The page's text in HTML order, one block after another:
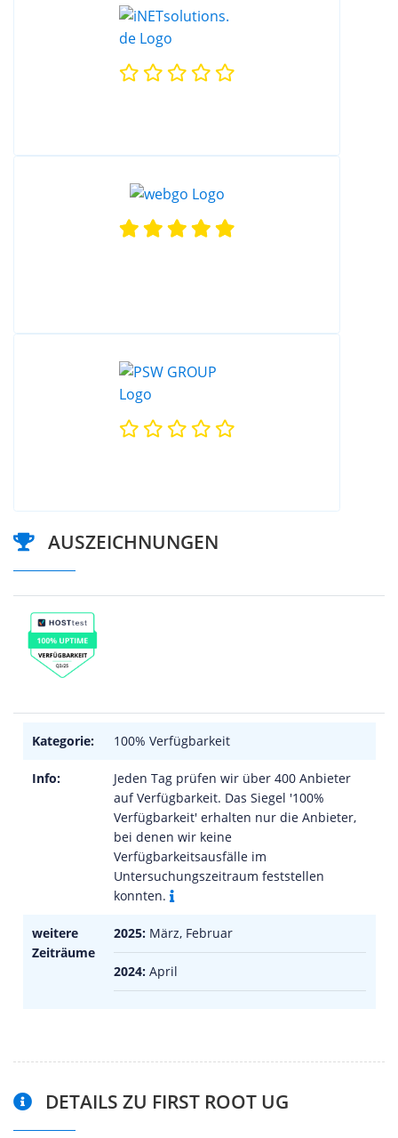
AUSZEICHNUNGEN
Kategorie: 100% Verfügbarkeit
Info:
Jeden Tag prüfen wir über 400 Anbieter
auf Verfügbarkeit. Das Siegel '100%
Verfügbarkeit' erhalten nur die Anbieter,
bei denen wir keine
Verfügbarkeitsausfälle im
Untersuchungszeitraum feststellen
konnten.
weitere
Zeiträume
2025: März, Februar
2024: April
DETAILS ZU FIRST ROOT UG